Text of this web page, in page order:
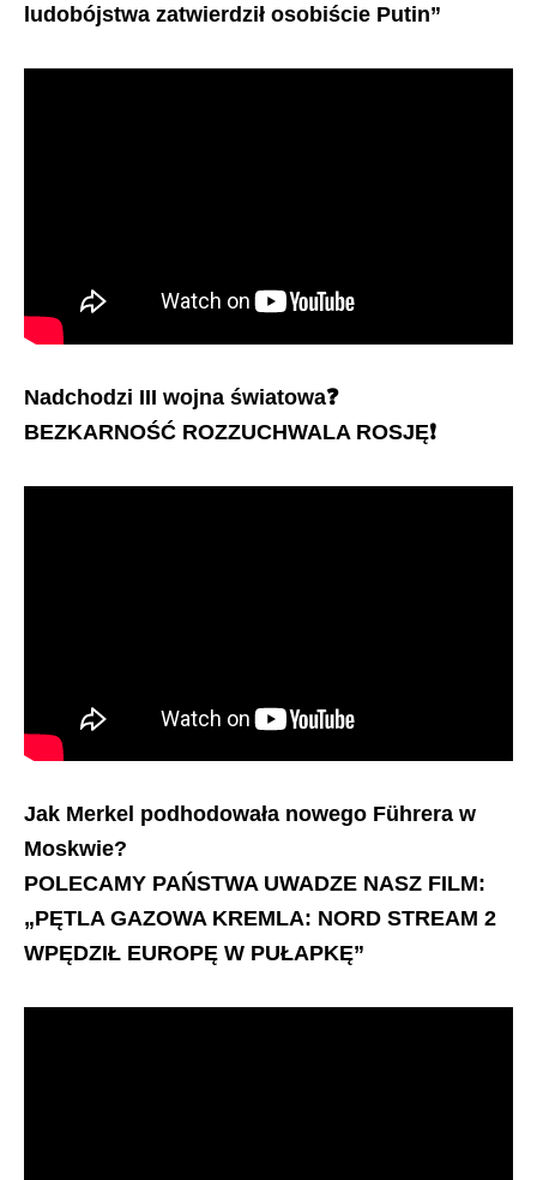
ludobójstwa zatwierdził osobiście Putin”
Nadchodzi III wojna światowa❓
BEZKARNOŚĆ ROZZUCHWALA ROSJĘ❗️
Jak Merkel podhodowała nowego Führera w
Moskwie?
POLECAMY PAŃSTWA UWADZE NASZ FILM:
„PĘTLA GAZOWA KREMLA: NORD STREAM 2
WPĘDZIŁ EUROPĘ W PUŁAPKĘ”